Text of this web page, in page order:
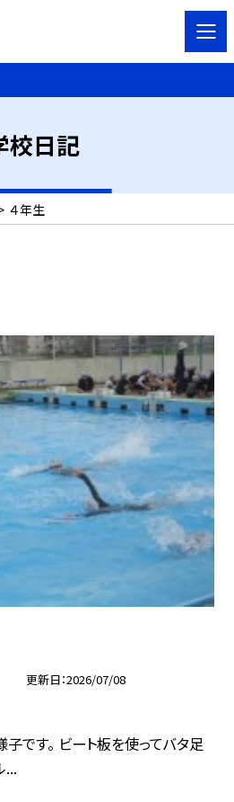
校日記
４年生
更新日 2026/07/08
です。 ビート板を使ってバタ足
...